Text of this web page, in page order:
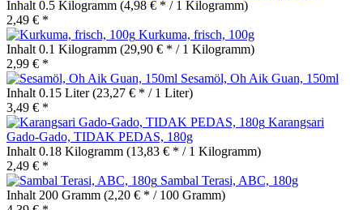
Inhalt 0.5 Kilogramm (4,98 € * / 1 Kilogramm)
2,49 € *
Kurkuma, frisch, 100g
Inhalt 0.1 Kilogramm (29,90 € * / 1 Kilogramm)
2,99 € *
Sesamöl, Oh Aik Guan, 150ml
Inhalt 0.15 Liter(23,27 € * / 1 Liter)
3,49 € *
Karangsari
Gado-Gado, TIDAK PEDAS, 180g
Inhalt 0.18 Kilogramm (13,83 € * / 1 Kilogramm)
2,49 € *
Sambal Terasi, ABC, 180g
Inhalt 200 Gramm (2,20 € * / 100 Gramm)